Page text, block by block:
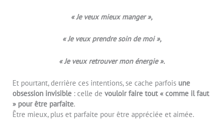
« Je veux mieux manger »,
« Je veux prendre soin de moi »,
« Je veux retrouver mon énergie ».
Et pourtant, derrière ces intentions, se cache parfois une
obsession invisible : celle de vouloir faire tout « comme il faut
» pour être parfaite.
Être mieux, plus et parfaite pour être appréciée et aimée.